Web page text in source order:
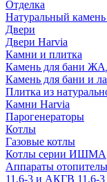
Отделка
Натуральный камень
Двери
Двери Harvia
Камни и плитка
Камень для бани
Камень для бани и
Плитка из
Камни Harvia
Парогенераторы
Котлы
Газовые котлы
Котлы серии ИШМА
Аппараты
11,6-3 и АКГВ 11,6-3